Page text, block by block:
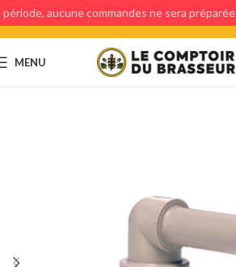
MENU
période, aucune commandes ne sera
étant fermé, aucun retraits en